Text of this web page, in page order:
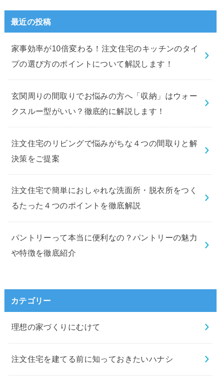
最近の投稿
家事効率が10倍変わる！注文住宅のキッチンのタイ
プの選び方のポイントについて解説します！
玄関周りの間取りでお悩みの方へ「収納」はウォー
クスルー型がいい？徹底的に解説します！
注文住宅のリビングで悩みがちな４つの間取りと解
決策をご提案
注文住宅で簡単におしゃれな洗面所・脱衣所をつく
るたった４つのポイントを徹底解説
パントリーって本当に便利なの？パントリーの魅力
や特徴を徹底紹介
カテゴリー
理想の家づくりにむけて
注文住宅を建てる前に知っておきたいハナシ